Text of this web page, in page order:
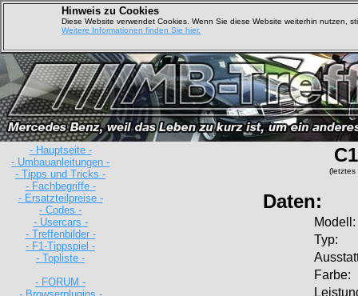
Hinweis zu Cookies
Diese Website verwendet Cookies. Wenn Sie diese Website weiterhin nutzen,
Weitere Informationen finden Sie hier.
- Hauptseite -
- Umbauanleitungen -
- Tipps und Tricks -
- Fachbegriffe -
- Ersatzteilpreise -
- Codes -
- Usercars -
- Treffenbilder -
- F1-Tippspiel -
- Topliste -
- FORUM -
(letztes
Daten:
Modell:
Typ:
Farbe: